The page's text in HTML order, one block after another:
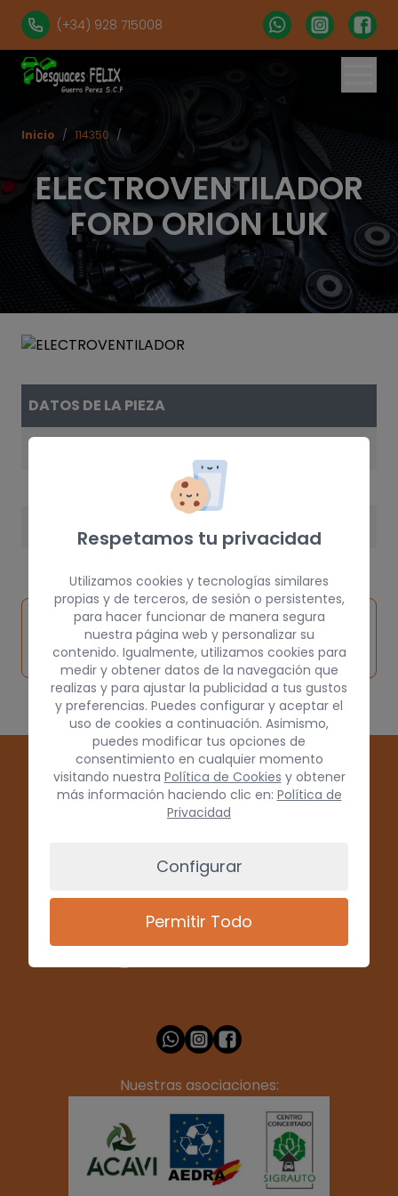
(+34) 928 715008
ELECTROVENTILADOR
FORD ORION LUK
Inicio / 114350 /
DATOS DE LA PIEZA
AÑO
Inspeccionar
vehículo de
origen
Solicitar
pieza
Consultar
por
(+34) 928 715008
Nuestras asociaciones:
Respetamos tu privacidad
Utilizamos cookies y tecnologías similares
propias y de terceros, de sesión o persistentes,
para hacer funcionar de manera segura
nuestra página web y personalizar su
contenido. Igualmente, utilizamos cookies para
medir y obtener datos de la navegación que
realizas y para ajustar la publicidad a tus gustos
y preferencias. Puedes configurar y aceptar el
uso de cookies a continuación. Asimismo,
puedes modificar tus opciones de
consentimiento en cualquier momento
visitando nuestra Política de Cookies y obtener
más información haciendo clic en: Política de
Privacidad
Configurar
Permitir Todo